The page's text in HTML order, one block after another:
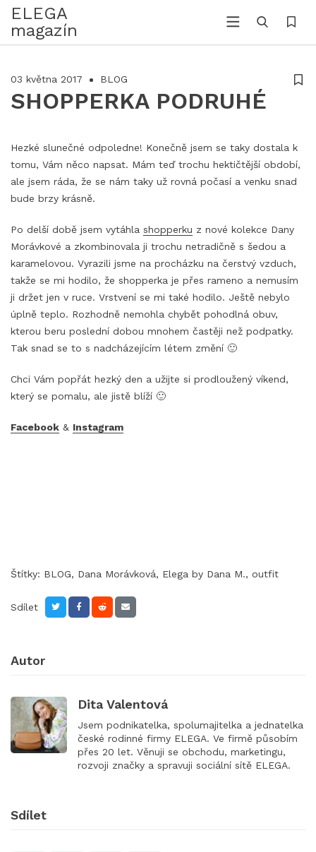
ELEGA
magazín
03 května 2017 BLOG
SHOPPERKA PODRUHÉ
Hezké slunečné odpoledne! Konečně jsem se taky dostala k
tomu, Vám něco napsat. Mám teď trochu hektičtější období,
ale jsem ráda, že se nám taky už rovná počasí a venku snad
bude brzy krásně.
Po delší době jsem vytáhla shopperku z nové kolekce Dany
Morávkové a zkombinovala ji trochu netradičně s šedou a
karamelovou. Vyrazili jsme na procházku na čerstvý vzduch,
takže se mi hodilo, že shopperka je přes rameno a nemusím
ji držet jen v ruce. Vrstvení se mi také hodilo. Ještě nebylo
úplně teplo. Rozhodně nemohla chybět pohodlná obuv,
kterou beru poslední dobou mnohem častěji než podpatky.
Tak snad se to s nadcházejícím létem změní 🙂
Chci Vám popřát hezký den a užijte si prodloužený víkend,
který se pomalu, ale jistě blíží 🙂
Facebook & Instagram
Štítky: BLOG, Dana Morávková, Elega by Dana M., outfit
Sdílet
Autor
Dita Valentová
Jsem podnikatelka, spolumajitelka a jednatelka
české rodinné firmy ELEGA. Ve firmě působím
přes 20 let. Věnuji se obchodu, marketingu,
rozvoji značky a spravuji sociální sítě ELEGA.
Sdílet